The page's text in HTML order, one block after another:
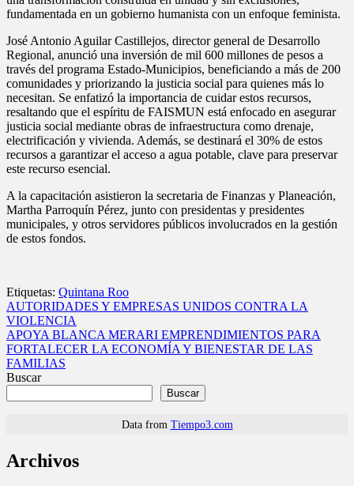
fundamentada en un gobierno humanista con un enfoque feminista.
José Antonio Aguilar Castillejos, director general de Desarrollo
Regional, anunció una inversión de mil 600 millones de pesos a
través del programa Estado-Municipios, beneficiando a más de 200
comunidades y priorizando la justicia social para quienes más lo
necesitan. Se enfatizó la importancia de cuidar estos recursos,
resaltando que el espíritu de FAISMUN está enfocado en asegurar
justicia social mediante obras de infraestructura como drenaje,
electrificación y vivienda. Además, se destinará el 30% de estos
recursos a garantizar el acceso a agua potable, clave para preservar
este recurso esencial.
A la capacitación asistieron la secretaria de Finanzas y Planeación,
Martha Parroquín Pérez, junto con presidentas y presidentes
municipales, y otros servidores públicos involucrados en la gestión
de estos fondos.
Etiquetas: Quintana Roo
Navegación
de
entradas
AUTORIDADES Y EMPRESAS UNIDOS CONTRA LA
VIOLENCIA
APOYA BLANCA MERARI EMPRENDIMIENTOS PARA
FORTALECER LA ECONOMÍA Y BIENESTAR DE LAS
FAMILIAS
Buscar
Buscar
Data from Tiempo3.com
Archivos